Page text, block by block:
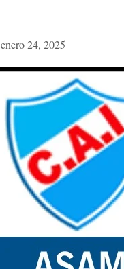
enero 24, 2025